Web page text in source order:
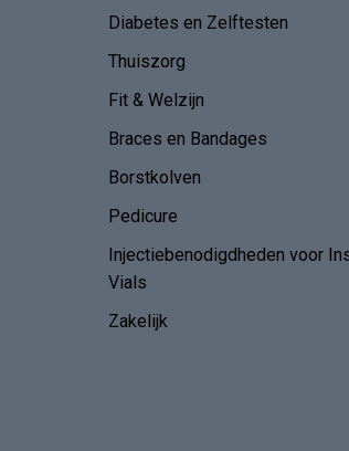
Diabetes en Zelftesten
Thuiszorg
Fit & Welzijn
Braces en Bandages
Borstkolven
Pedicure
Injectiebenodigdheden voor
Vials
Zakelijk